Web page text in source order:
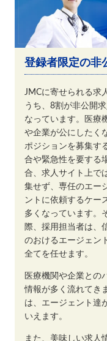
登録者限定の非
JMCに寄せられる求
うち、8割が非公開求
なっています。医療
や企業が公にしたく
ポジションを募集す
合や緊急性を要する
合、求人サイト上で
集せず、専任のエー
ントに依頼するケー
多くなっています。
際、採用担当者は、
のおけるエージェン
全てを任せます。
医療機関や企業との
情報が多く流れてき
は、エージェント達
いえます。
また、美味しい求人